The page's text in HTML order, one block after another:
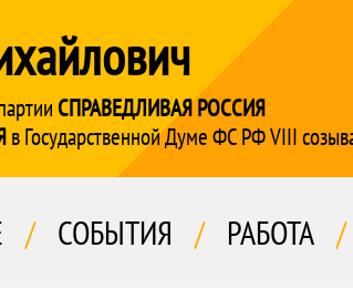
СПРАВЕДЛИВАЯ РОССИЯ
в Государственной Думе ФС РФ VIII
/ СОБЫТИЯ / РАБОТА /